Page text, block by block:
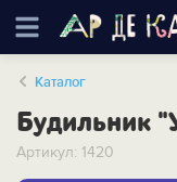
Каталог
Будильник
Артикул: 1420